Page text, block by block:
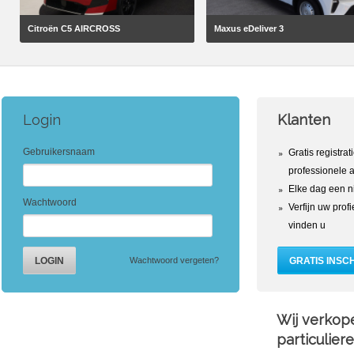
Citroën C5 AIRCROSS Maxus eDeliver 3
Login
Gebruikersnaam
Wachtwoord
Wachtwoord vergeten?
Klanten
Gratis
professionele
Elke dag een
Verfijn uw
vinden u
Wij